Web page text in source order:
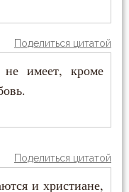
Поделиться цитатой
не имеет, кроме
Поделиться цитатой
и христиане,